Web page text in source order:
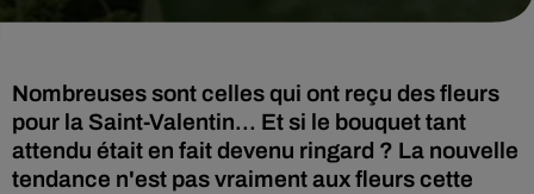
Nombreuses sont celles qui ont reçu des fleurs
pour la Saint-Valentin... Et si le bouquet tant
attendu était en fait devenu ringard ? La nouvelle
tendance n'est pas vraiment aux fleurs cette